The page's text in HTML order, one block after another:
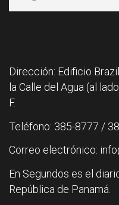
Dirección: Edificio
la Calle del Agua (al
F.
Teléfono: 385-8777 /
Correo electrónico:
En Segundos es el
República de Panamá.